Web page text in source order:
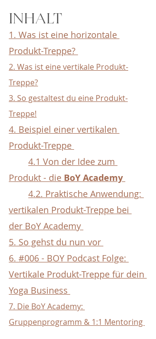
INHALT
1. Was ist eine horizontale
Produkt-Treppe?
2. Was ist eine vertikale Produkt-
Treppe?
3. So gestaltest du eine Produkt-
Treppe!
4. Beispiel einer vertikalen
Produkt-Treppe
4.1 Von der Idee zum
Produkt - die BoY Academy
4.2. Praktische Anwendung:
vertikalen Produkt-Treppe bei
der BoY Academy
5. So gehst du nun vor
6. #006 - BOY Podcast Folge:
Vertikale Produkt-Treppe für dein
Yoga Business
7. Die BoY Academy:
Gruppenprogramm & 1:1 Mentoring